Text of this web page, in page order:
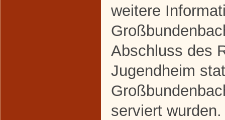
weitere
Abschluss des
Jugendheim
serviert wurden.